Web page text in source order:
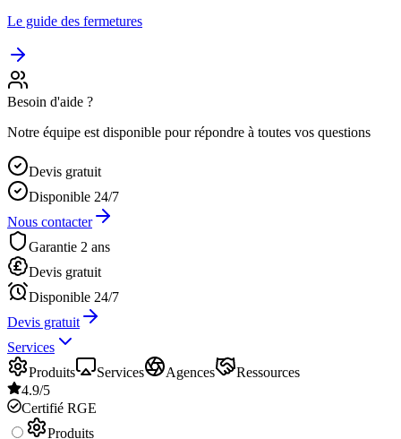
Le guide des fermetures
Besoin d'aide ?
Notre équipe est disponible pour répondre à toutes vos questions
Devis gratuit
Disponible 24/7
Nous contacter
Garantie 2 ans
Devis gratuit
Disponible 24/7
Devis gratuit
Services
Produits
Services Agences
Ressources
4.9/5
Certifié RGE
Produits